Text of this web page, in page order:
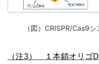
（図）CRISPR/Cas9
（注3） １ 本鎖オリゴ